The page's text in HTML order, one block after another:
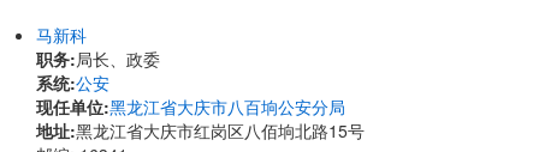
马新科
职务:局长、政委
系统:公安
现任单位:黑龙江省大庆市八百垧公安分局
地址:黑龙江省大庆市红岗区八佰垧北路15号